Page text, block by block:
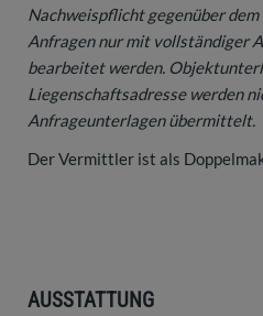
Nachweispflicht gegenüber
Anfragen nur mit vollständiger
bearbeitet werden.
Liegenschaftsadresse werden
Anfrageunterlagen übermittelt.
Der Vermittler ist als
AUSSTATTUNG